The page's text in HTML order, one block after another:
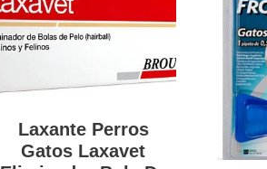
Laxante Perros
Gatos Laxavet